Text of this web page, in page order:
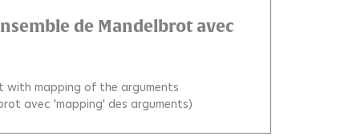
de Mandelbrot avec
with mapping of the arguments
avec 'mapping' des arguments)